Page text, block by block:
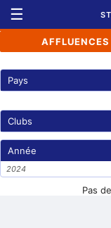
☰
Pays
Clubs
Année
2024
Pas